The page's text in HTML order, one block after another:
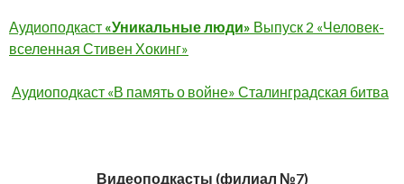
Аудиоподкаст «Уникальные люди» Выпуск 2 «Человек-
вселенная Стивен Хокинг»
Аудиоподкаст «В память о войне» Сталинградская битва
Видеоподкасты (филиал №7)